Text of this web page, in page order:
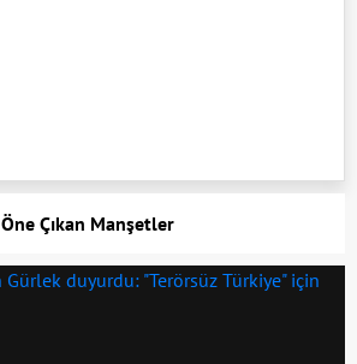
Öne Çıkan Manşetler